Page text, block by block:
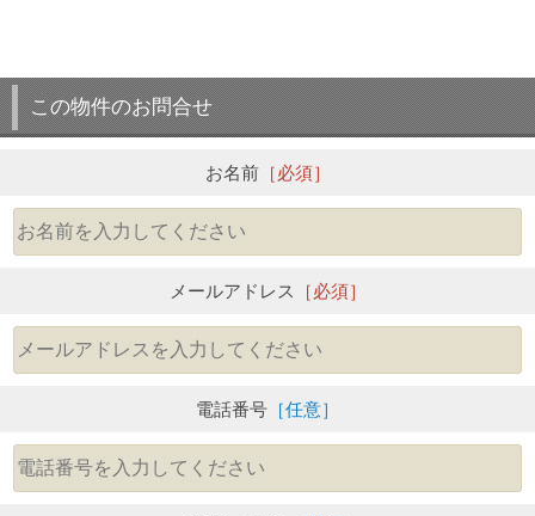
この物件のお問合せ
お名前［必須］
メールアドレス ［必須］
電話番号 ［任意］